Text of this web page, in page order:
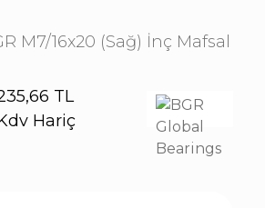
M7/16x20 (Sağ) İnç Mafsal
TL
Hariç